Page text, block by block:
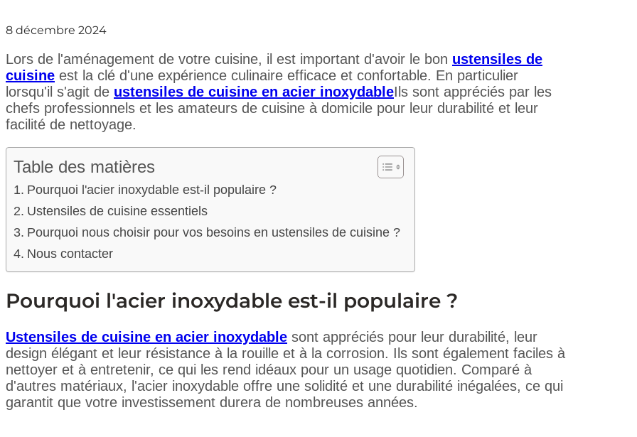
8 décembre 2024
Lors de l'aménagement de votre cuisine, il est important d'avoir le bon ustensiles de
cuisine est la clé d'une expérience culinaire efficace et confortable. En particulier
lorsqu'il s'agit de ustensiles de cuisine en acier inoxydableIls sont appréciés par les
chefs professionnels et les amateurs de cuisine à domicile pour leur durabilité et leur
facilité de nettoyage.
Table des matières
Pourquoi l'acier inoxydable est-il populaire ?
Ustensiles de cuisine essentiels
Pourquoi nous choisir pour vos besoins en ustensiles de cuisine ?
Nous contacter
Pourquoi l'acier inoxydable est-il populaire ?
Ustensiles de cuisine en acier inoxydable sont appréciés pour leur durabilité, leur
design élégant et leur résistance à la rouille et à la corrosion. Ils sont également faciles à
nettoyer et à entretenir, ce qui les rend idéaux pour un usage quotidien. Comparé à
d'autres matériaux, l'acier inoxydable offre une solidité et une durabilité inégalées, ce qui
garantit que votre investissement durera de nombreuses années.